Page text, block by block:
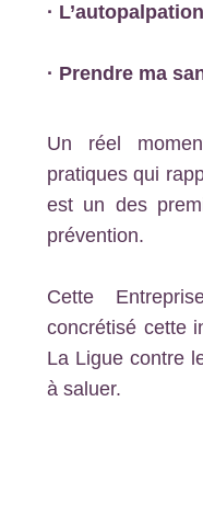
· L’autopalpation
· Prendre ma
Un réel
pratiques qui
est un des
prévention.
Cette
concrétisé cette
La Ligue contre
à saluer.